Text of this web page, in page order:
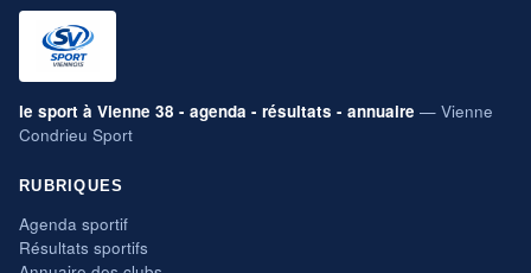
le sport à Vienne 38 - agenda - résultats - annuaire — Vienne
Condrieu Sport
RUBRIQUES
Agenda sportif
Résultats sportifs